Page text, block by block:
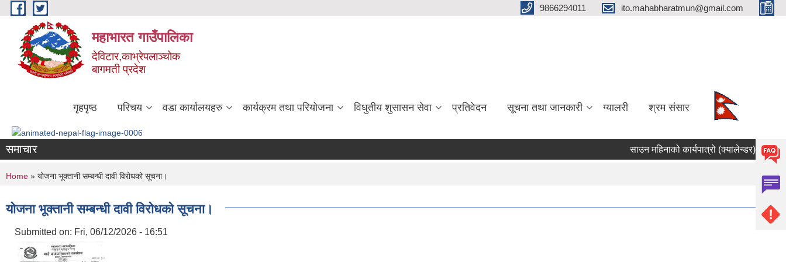
Skip to main content 9866294011 ito.mahabharatmun@gmail.com
महाभारत गाउँपालिका
देविटार,काभ्रेपलाञ्चोक
बागमती प्रदेश
गृहपृष्ठ परिचय वडा कार्यालयहरु कार्यक्रम तथा परियोजना विधुतीय शुसासन सेवा प्रतिवेदन सूचना तथा जानकारी ग्यालरी श्रम संसार
समाचार साउन महिनाको कार्यपात्रो (क्यालेन्डर) बमोजिम
You are here
Home » योजना भूक्तानी सम्बन्धी दावी विरोधको सूचना।
योजना भूक्तानी सम्बन्धी दावी विरोधको सूचना।
Submitted on: Fri, 06/12/2026 - 16:51